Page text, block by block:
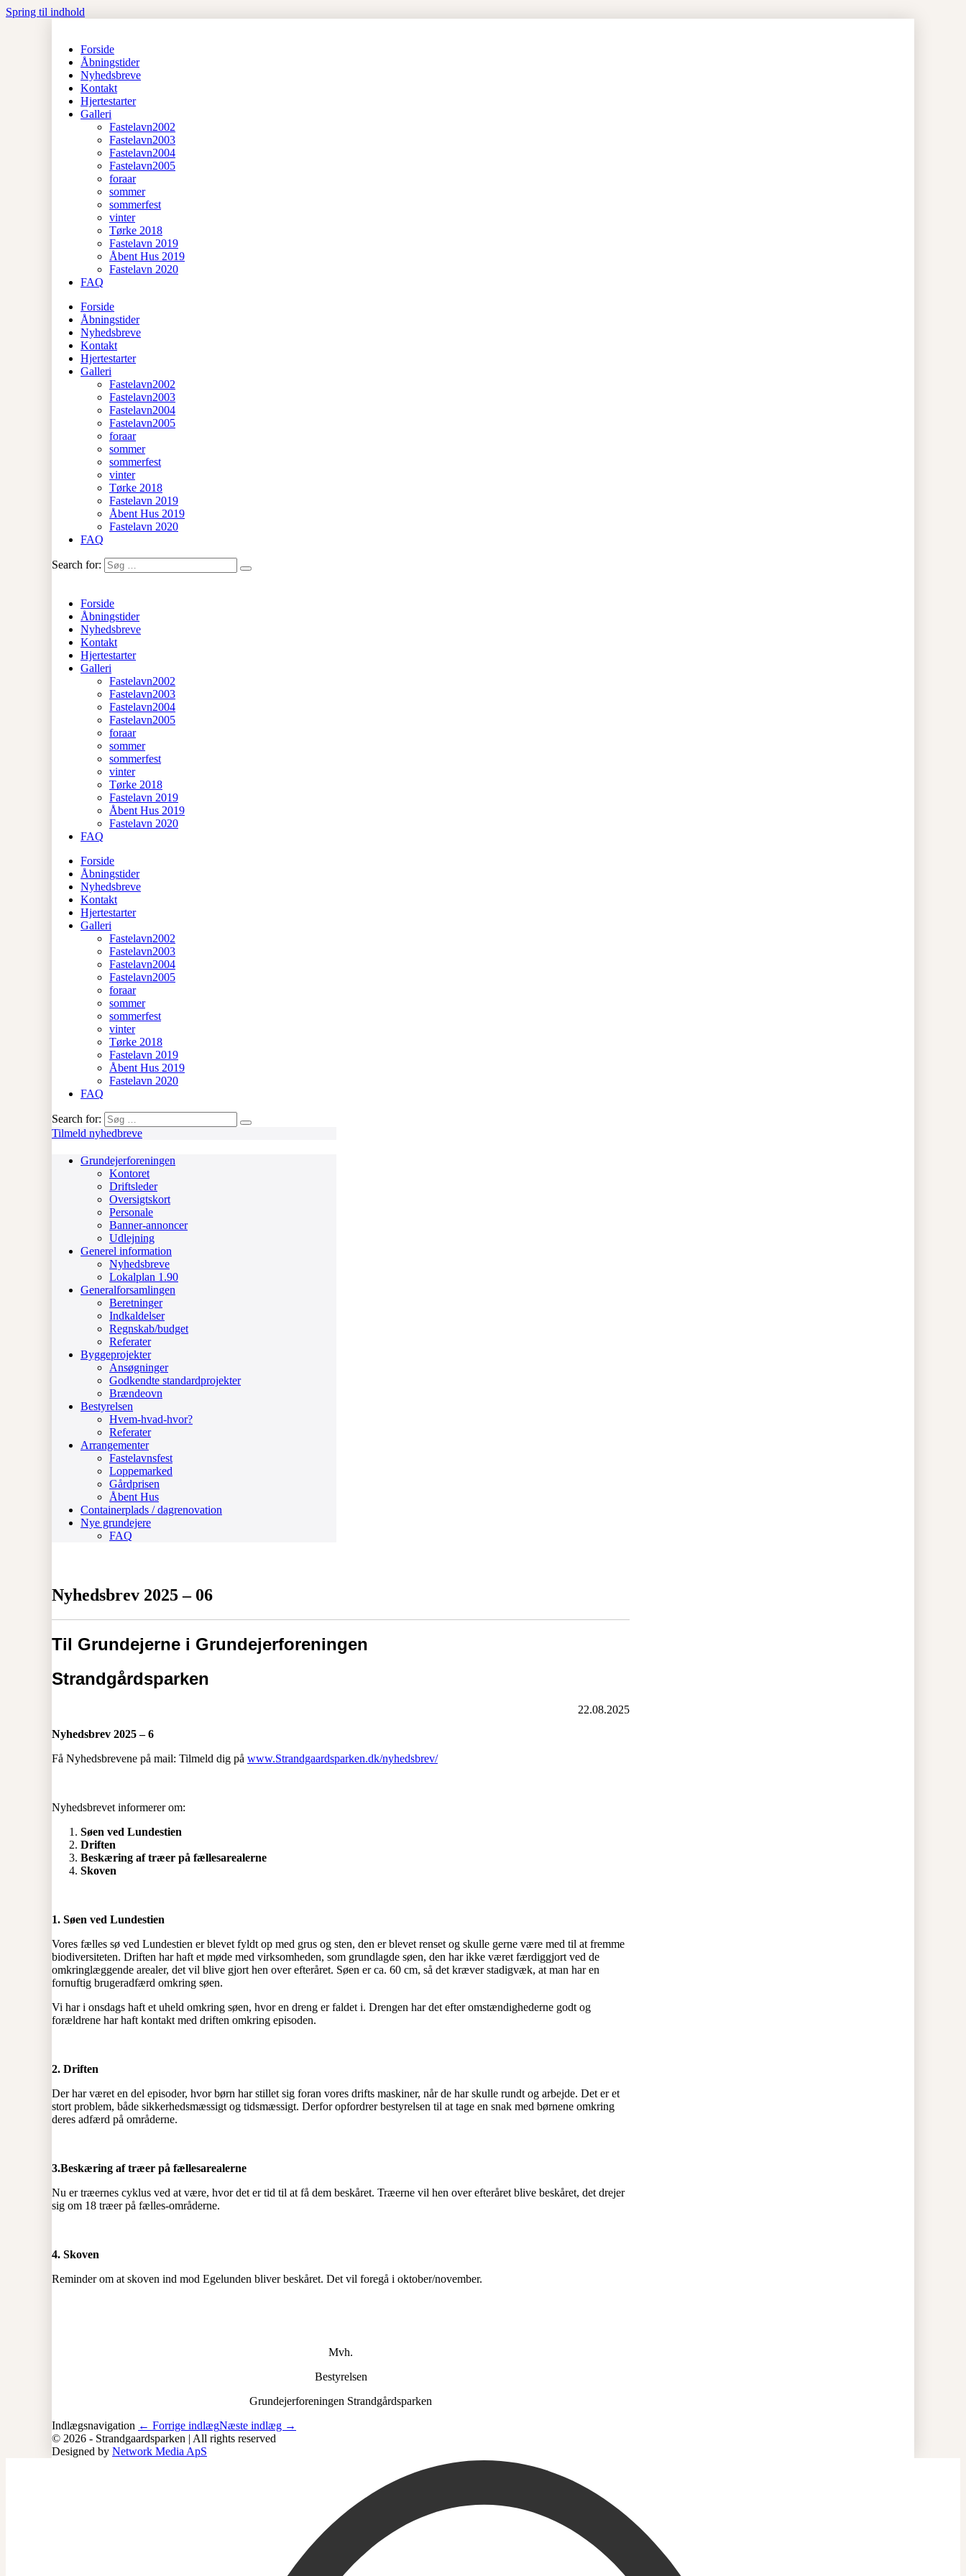
Spring til indhold
Forside
Åbningstider
Nyhedsbreve
Kontakt
Hjertestarter
Galleri
Fastelavn2002
Fastelavn2003
Fastelavn2004
Fastelavn2005
foraar
sommer
sommerfest
vinter
Tørke 2018
Fastelavn 2019
Åbent Hus 2019
Fastelavn 2020
FAQ
Forside
Åbningstider
Nyhedsbreve
Kontakt
Hjertestarter
Galleri
Fastelavn2002
Fastelavn2003
Fastelavn2004
Fastelavn2005
foraar
sommer
sommerfest
vinter
Tørke 2018
Fastelavn 2019
Åbent Hus 2019
Fastelavn 2020
FAQ
Search for:
Forside
Åbningstider
Nyhedsbreve
Kontakt
Hjertestarter
Galleri
Fastelavn2002
Fastelavn2003
Fastelavn2004
Fastelavn2005
foraar
sommer
sommerfest
vinter
Tørke 2018
Fastelavn 2019
Åbent Hus 2019
Fastelavn 2020
FAQ
Forside
Åbningstider
Nyhedsbreve
Kontakt
Hjertestarter
Galleri
Fastelavn2002
Fastelavn2003
Fastelavn2004
Fastelavn2005
foraar
sommer
sommerfest
vinter
Tørke 2018
Fastelavn 2019
Åbent Hus 2019
Fastelavn 2020
FAQ
Search for:
Tilmeld nyhedbreve
Grundejerforeningen
Kontoret
Driftsleder
Oversigtskort
Personale
Banner-annoncer
Udlejning
Generel information
Nyhedsbreve
Lokalplan 1.90
Generalforsamlingen
Beretninger
Indkaldelser
Regnskab/budget
Referater
Byggeprojekter
Ansøgninger
Godkendte standardprojekter
Brændeovn
Bestyrelsen
Hvem-hvad-hvor?
Referater
Arrangementer
Fastelavnsfest
Loppemarked
Gårdprisen
Åbent Hus
Containerplads / dagrenovation
Nye grundejere
FAQ
Nyhedsbrev 2025 – 06
Til Grundejerne i Grundejerforeningen
Strandgårdsparken
22.08.2025
Nyhedsbrev 2025 – 6
Få Nyhedsbrevene på mail: Tilmeld dig på www.Strandgaardsparken.dk/nyhedsbrev/
Nyhedsbrevet informerer om:
Søen ved Lundestien
Driften
Beskæring af træer på fællesarealerne
Skoven
1. Søen ved Lundestien
Vores fælles sø ved Lundestien er blevet fyldt op med grus og sten, den er blevet renset og skulle gerne være med til at fremme
biodiversiteten. Driften har haft et møde med virksomheden, som grundlagde søen, den har ikke været færdiggjort ved de
omkringlæggende arealer, det vil blive gjort hen over efteråret. Søen er ca. 60 cm, så det kræver stadigvæk, at man har en
fornuftig brugeradfærd omkring søen.
Vi har i onsdags haft et uheld omkring søen, hvor en dreng er faldet i. Drengen har det efter omstændighederne godt og
forældrene har haft kontakt med driften omkring episoden.
2. Driften
Der har været en del episoder, hvor børn har stillet sig foran vores drifts maskiner, når de har skulle rundt og arbejde. Det er et
stort problem, både sikkerhedsmæssigt og tidsmæssigt. Derfor opfordrer bestyrelsen til at tage en snak med børnene omkring
deres adfærd på områderne.
3.Beskæring af træer på fællesarealerne
Nu er træernes cyklus ved at være, hvor det er tid til at få dem beskåret. Træerne vil hen over efteråret blive beskåret, det drejer
sig om 18 træer på fælles-områderne.
4. Skoven
Reminder om at skoven ind mod Egelunden bliver beskåret. Det vil foregå i oktober/november.
Mvh.
Bestyrelsen
Grundejerforeningen Strandgårdsparken
Indlægsnavigation ← Forrige indlægNæste indlæg →
© 2026 - Strandgaardsparken | All rights reserved
Designed by Network Media ApS